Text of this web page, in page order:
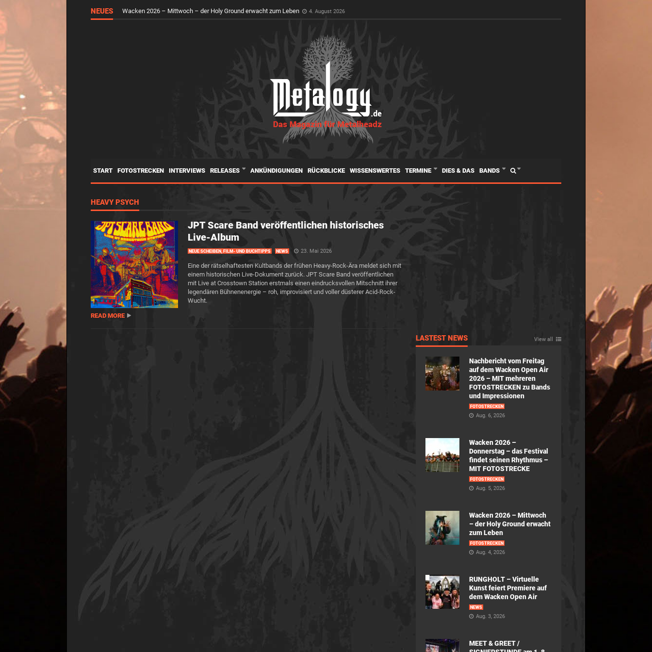
NEUES Wacken 2026 – Mittwoch – der Holy Ground erwacht zum Leben 4. August 2026
START FOTOSTRECKEN INTERVIEWS RELEASES ANKÜNDIGUNGEN RÜCKBLICKE WISSENSWERTES TERMINE DIES & DAS BANDS
HEAVY PSYCH
JPT Scare Band veröffentlichen historisches
Live-Album
NEUE SCHEIBEN, FILM- UND BUCHTIPPS NEWS 23. Mai 2026
Eine der rätselhaftesten Kultbands der frühen Heavy-Rock-Ära meldet sich mit
einem historischen Live-Dokument zurück. JPT Scare Band veröffentlichen
mit Live at Crosstown Station erstmals einen eindrucksvollen Mitschnitt ihrer
legendären Bühnenenergie – roh, improvisiert und voller düsterer Acid-Rock-
Wucht.
READ MORE
LASTEST NEWS View all
Nachbericht vom Freitag
auf dem Wacken Open Air
2026 – MIT mehreren
FOTOSTRECKEN zu Bands
und Impressionen
FOTOSTRECKEN
Aug. 6, 2026
Wacken 2026 –
Donnerstag – das Festival
findet seinen Rhythmus –
MIT FOTOSTRECKE
FOTOSTRECKEN
Aug. 5, 2026
Wacken 2026 – Mittwoch
– der Holy Ground erwacht
zum Leben
FOTOSTRECKEN
Aug. 4, 2026
RUNGHOLT – Virtuelle
Kunst feiert Premiere auf
dem Wacken Open Air
NEWS
Aug. 3, 2026
MEET & GREET /